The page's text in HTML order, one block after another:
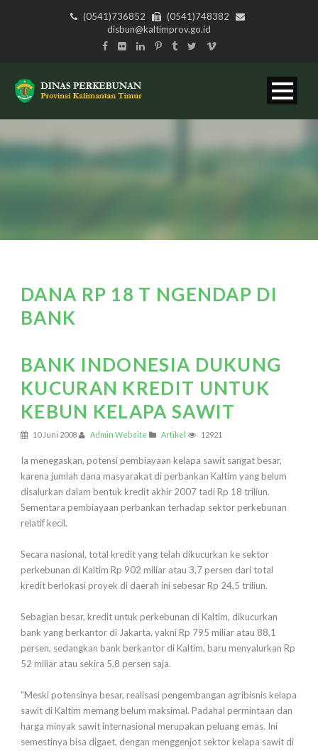
(0541)736852
(0541)748382
disbun@kaltimprov.go.id
DANA RP 18 T NGENDAP DI
BANK
BANK INDONESIA DUKUNG
KUCURAN KREDIT UNTUK
KEBUN KELAPA SAWIT
10 Juni 2008 Admin Website Artikel 12921
Ia menegaskan, potensi pembiayaan kelapa sawit sangat besar,
karena jumlah dana masyarakat di perbankan Kaltim yang belum
disalurkan dalam bentuk kredit akhir 2007 tadi Rp 18 triliun.
Sementara pembiayaan perbankan terhadap sektor perkebunan
relatif kecil.
Secara nasional, total kredit yang telah dikucurkan ke sektor
perkebunan di Kaltim Rp 902 miliar atau 3,7 persen dari total
kredit berlokasi proyek di daerah ini sebesar Rp 24,5 triliun.
Sebagian besar, kredit untuk perkebunan di Kaltim, dikucurkan
bank yang berkantor di Jakarta, yakni Rp 795 miliar atau 88,1
persen, sedangkan bank berkantor di Kaltim, baru menyalurkan Rp
52 miliar atau sekira 5,8 persen saja.
"Meski potensinya besar, realisasi pengembangan agribisnis kelapa
sawit di Kaltim memang belum maksimal. Padahal permintaan dan
harga minyak sawit internasional merupakan peluang emas. Ini
semestinya bisa digaet, dengan menggenjot sektor kelapa sawit di